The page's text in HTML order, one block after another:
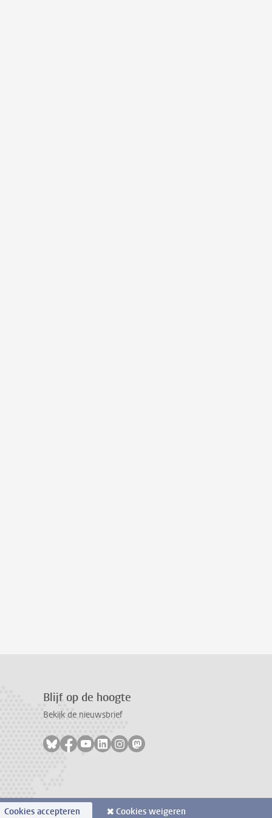
Blijf op de hoogte
Bekijk de nieuwsbrief
Volg ons op bluesky
Volg ons op facebook
Volg ons op youtube
Volg ons op linkedin
Volg ons op instagram
Volg ons op mastodon
Cookies accepteren Cookies weigeren